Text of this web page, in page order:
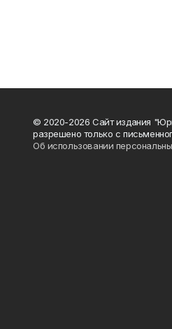
© 2020-2026 Сайт издания
разрешено только с
Об использовании